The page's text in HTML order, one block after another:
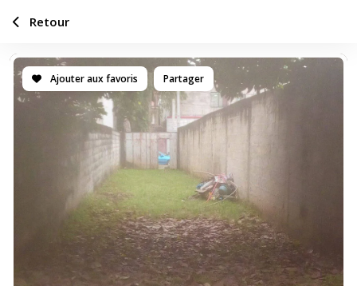
Ajouter aux favoris Partager
Retour